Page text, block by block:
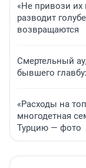
«Не привози их
разводит
возвращаются
Смертельный
бывшего
«Расходы на
многодетная
Турцию — фото